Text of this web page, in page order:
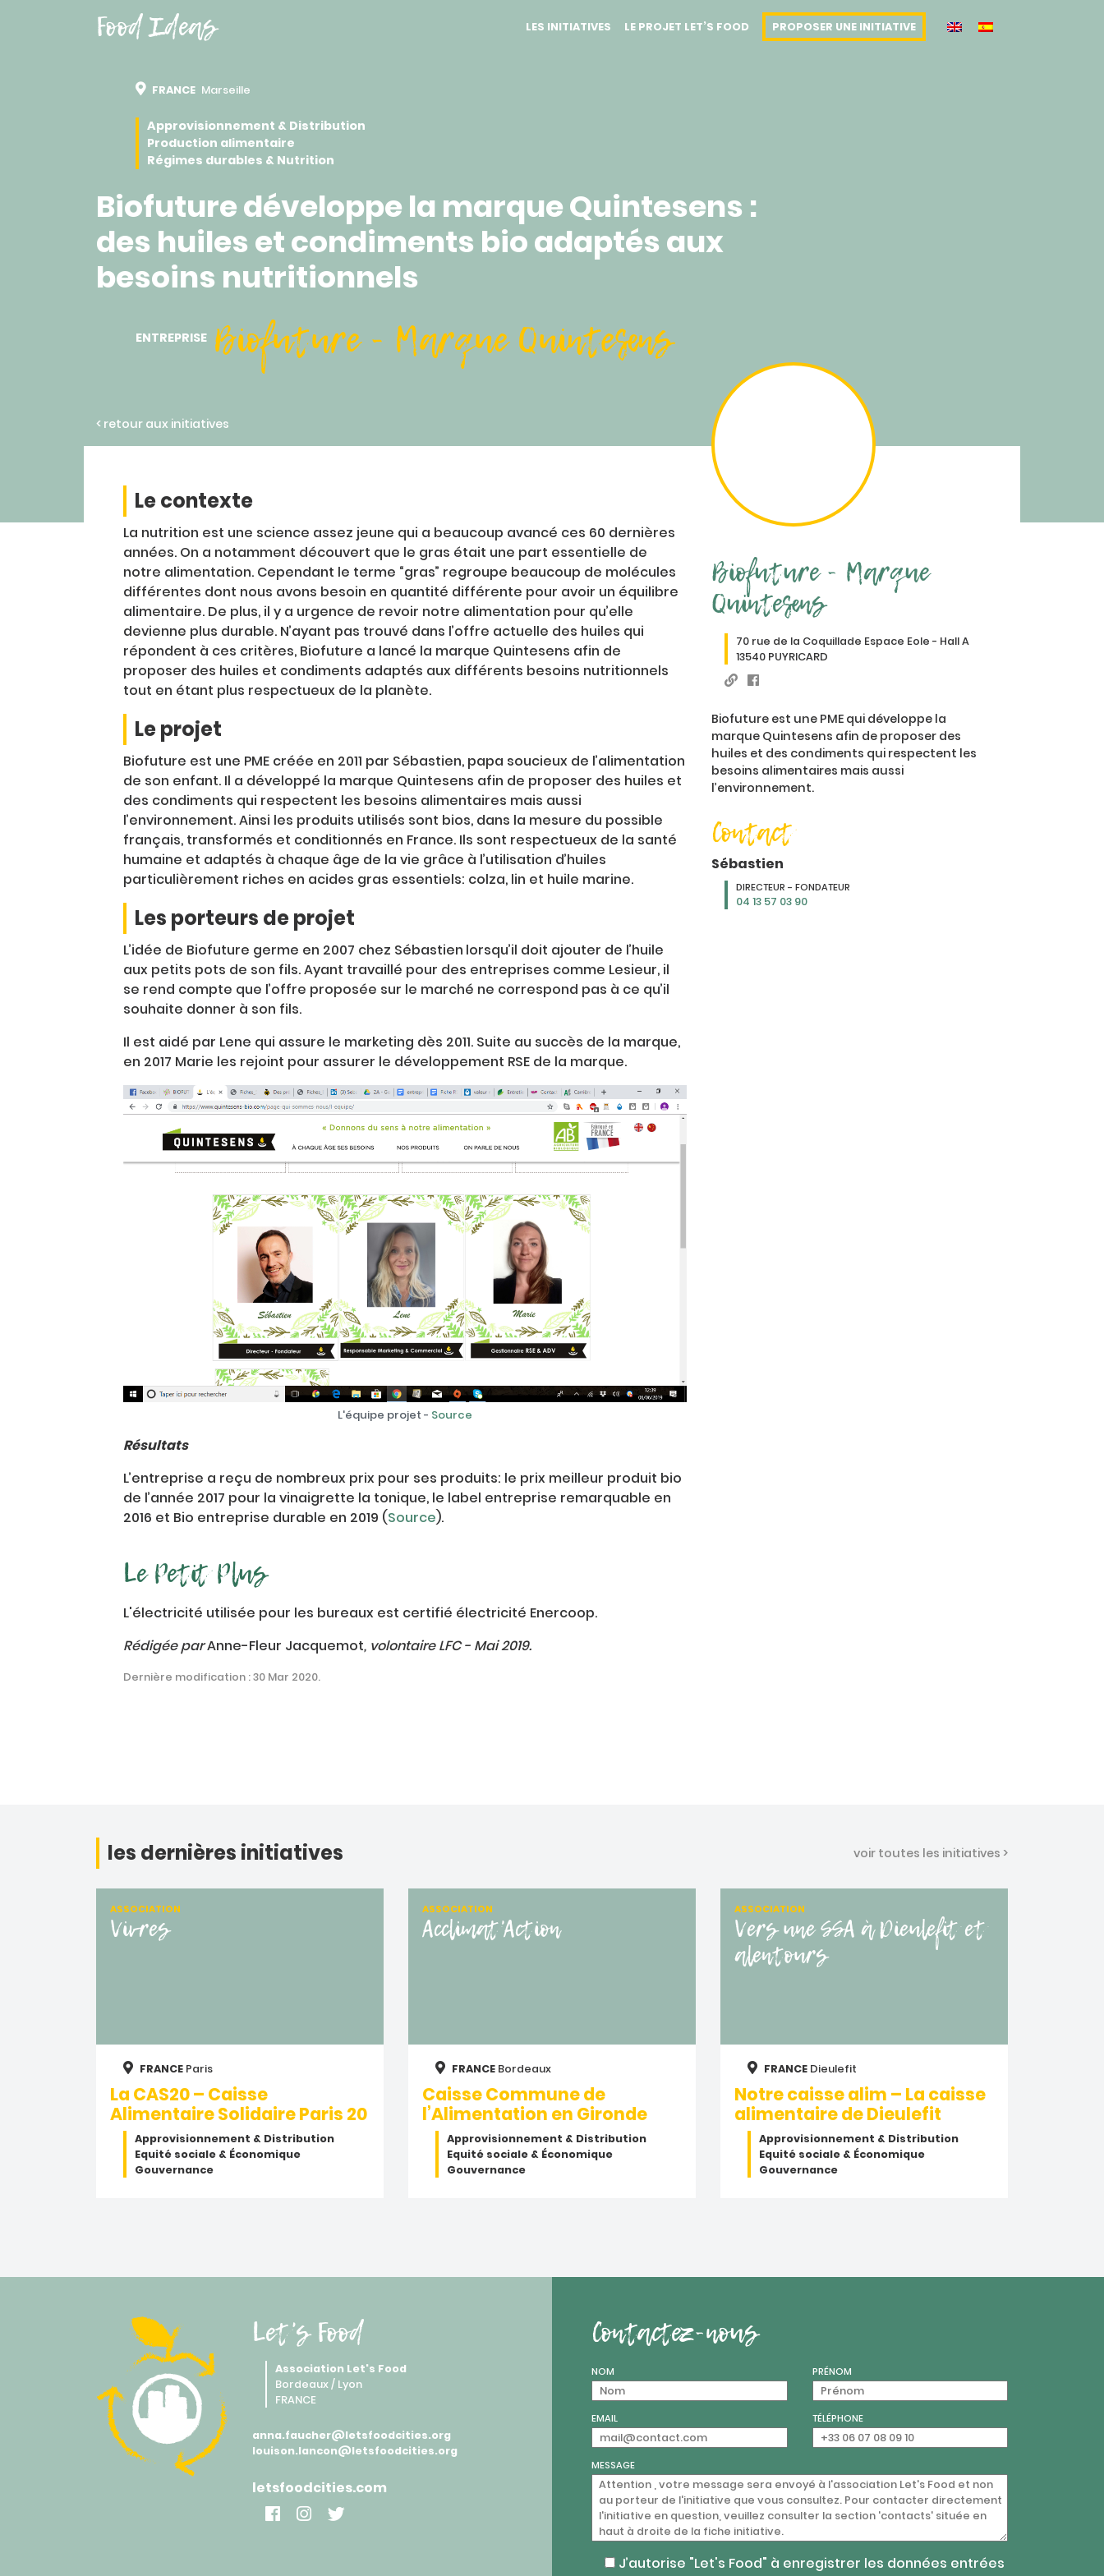
Food Ideas LES INITIATIVES LE PROJET LET’S FOOD PROPOSER UNE INITIATIVE
FRANCE Marseille
Approvisionnement & Distribution
Production alimentaire
Régimes durables & Nutrition
Biofuture développe la marque Quintesens :
des huiles et condiments bio adaptés aux
besoins nutritionnels
ENTREPRISE Biofuture - Marque Quintesens
< retour aux initiatives
Le contexte
La nutrition est une science assez jeune qui a beaucoup avancé ces 60 dernières
années. On a notamment découvert que le gras était une part essentielle de
notre alimentation. Cependant le terme “gras” regroupe beaucoup de molécules
différentes dont nous avons besoin en quantité différente pour avoir un équilibre
alimentaire. De plus, il y a urgence de revoir notre alimentation pour qu’elle
devienne plus durable. N’ayant pas trouvé dans l’offre actuelle des huiles qui
répondent à ces critères, Biofuture a lancé la marque Quintesens afin de
proposer des huiles et condiments adaptés aux différents besoins nutritionnels
tout en étant plus respectueux de la planète.
Le projet
Biofuture est une PME créée en 2011 par Sébastien, papa soucieux de l’alimentation
de son enfant. Il a développé la marque Quintesens afin de proposer des huiles et
des condiments qui respectent les besoins alimentaires mais aussi
l’environnement. Ainsi les produits utilisés sont bios, dans la mesure du possible
français, transformés et conditionnés en France. Ils sont respectueux de la santé
humaine et adaptés à chaque âge de la vie grâce à l’utilisation d’huiles
particulièrement riches en acides gras essentiels: colza, lin et huile marine.
Les porteurs de projet
L’idée de Biofuture germe en 2007 chez Sébastien lorsqu’il doit ajouter de l’huile
aux petits pots de son fils. Ayant travaillé pour des entreprises comme Lesieur, il
se rend compte que l’offre proposée sur le marché ne correspond pas à ce qu’il
souhaite donner à son fils.
Il est aidé par Lene qui assure le marketing dès 2011. Suite au succès de la marque,
en 2017 Marie les rejoint pour assurer le développement RSE de la marque.
L'équipe projet - Source
Résultats
L’entreprise a reçu de nombreux prix pour ses produits: le prix meilleur produit bio
de l’année 2017 pour la vinaigrette la tonique, le label entreprise remarquable en
2016 et Bio entreprise durable en 2019 (Source).
Le Petit Plus
L'électricité utilisée pour les bureaux est certifié électricité Enercoop.
Rédigée parAnne-Fleur Jacquemot, volontaire LFC - Mai 2019.
Dernière modification : 30 Mar 2020.
Biofuture - Marque
Quintesens
70 rue de la Coquillade Espace Eole - Hall A
13540 PUYRICARD
Biofuture est une PME qui développe la
marque Quintesens afin de proposer des
huiles et des condiments qui respectent les
besoins alimentaires mais aussi
l’environnement.
Contact
Sébastien
DIRECTEUR - FONDATEUR
04 13 57 03 90
les dernières initiatives voir toutes les initiatives >
ASSOCIATION
Vivres
FRANCE Paris
La CAS20 – Caisse
Alimentaire Solidaire Paris 20
Approvisionnement & Distribution
Equité sociale & Économique
Gouvernance
ASSOCIATION
Acclimat'Action
FRANCE Bordeaux
Caisse Commune de
l’Alimentation en Gironde
Approvisionnement & Distribution
Equité sociale & Économique
Gouvernance
ASSOCIATION
Vers une SSA à Dieulefit et
alentours
FRANCE Dieulefit
Notre caisse alim – La caisse
alimentaire de Dieulefit
Approvisionnement & Distribution
Equité sociale & Économique
Gouvernance
Let's Food
Association Let's Food
Bordeaux / Lyon
FRANCE
anna.faucher@letsfoodcities.org
louison.lancon@letsfoodcities.org
letsfoodcities.com
Contactez-nous
NOM PRÉNOM
EMAIL TÉLÉPHONE
MESSAGE
J’autorise "Let's Food" à enregistrer les données entrées